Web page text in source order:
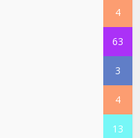
4
63
3
4
13